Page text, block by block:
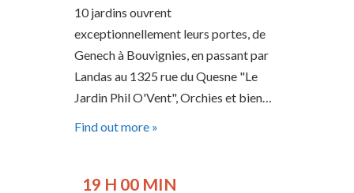
V
I
G
A
T
10 jardins ouvrent
exceptionnellement leurs portes, de
Genech à Bouvignies, en passant par
Landas au 1325 rue du Quesne "Le
Jardin Phil O'Vent", Orchies et bien…
Find out more »
19 H 00 MIN